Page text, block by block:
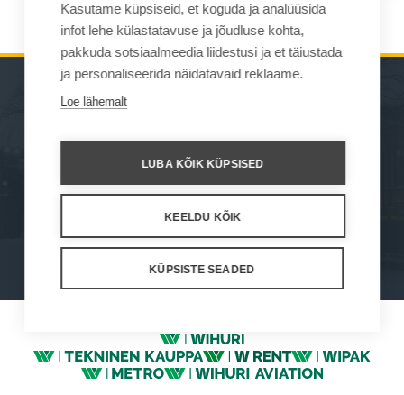
MASINAD
TÖÖSEADMED
HOOLDUS JA TUGI
KONTAKT
Privacy Statement Privacy Policy
Cookie Settings
Kasutame küpsiseid, et koguda ja analüüsida
infot lehe külastatavuse ja jõudluse kohta,
pakkuda sotsiaalmeedia liidestusi ja et täiustada
ja personaliseerida näidatavaid reklaame.
Loe lähemalt
LUBA KÕIK KÜPSISED
KEELDU KÕIK
KÜPSISTE SEADED